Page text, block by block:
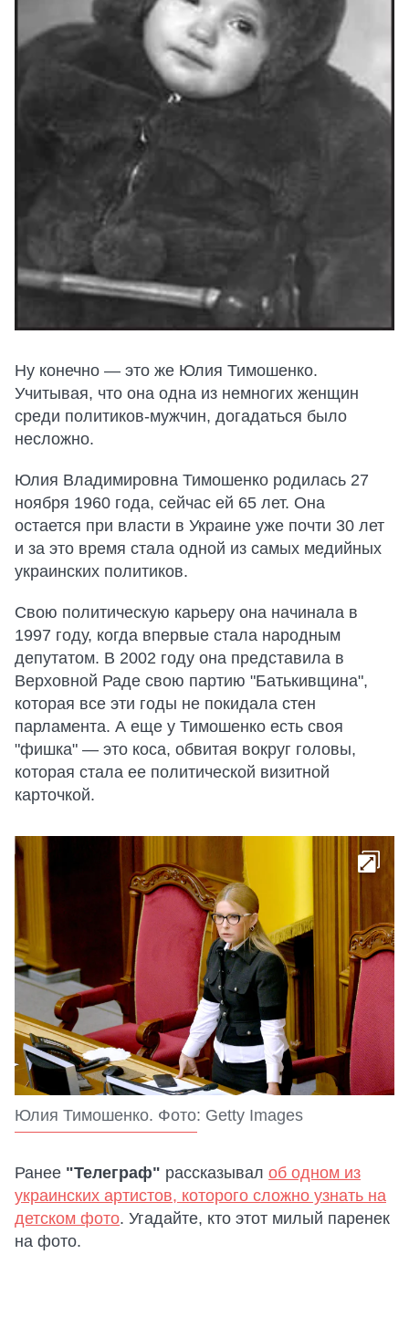
Ну конечно — это же Юлия Тимошенко.
Учитывая, что она одна из немногих женщин
среди политиков-мужчин, догадаться было
несложно.
Юлия Владимировна Тимошенко родилась 27
ноября 1960 года, сейчас ей 65 лет. Она
остается при власти в Украине уже почти 30 лет
и за это время стала одной из самых медийных
украинских политиков.
Свою политическую карьеру она начинала в
1997 году, когда впервые стала народным
депутатом. В 2002 году она представила в
Верховной Раде свою партию "Батькивщина",
которая все эти годы не покидала стен
парламента. А еще у Тимошенко есть своя
"фишка" — это коса, обвитая вокруг головы,
которая стала ее политической визитной
карточкой.
Юлия Тимошенко. Фото: Getty Images
Ранее "Телеграф" рассказывал об одном из
украинских артистов, которого сложно узнать на
детском фото. Угадайте, кто этот милый паренек
на фото.